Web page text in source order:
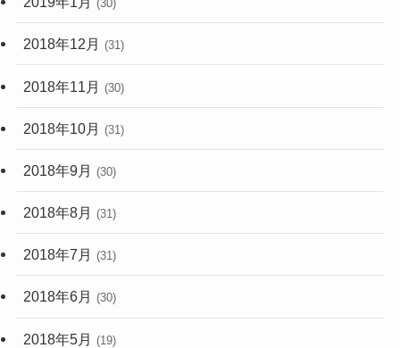
(30)
2018年12月 (31)
2018年11月 (30)
2018年10月 (31)
2018年9月 (30)
2018年8月 (31)
2018年7月 (31)
2018年6月 (30)
2018年5月 (19)